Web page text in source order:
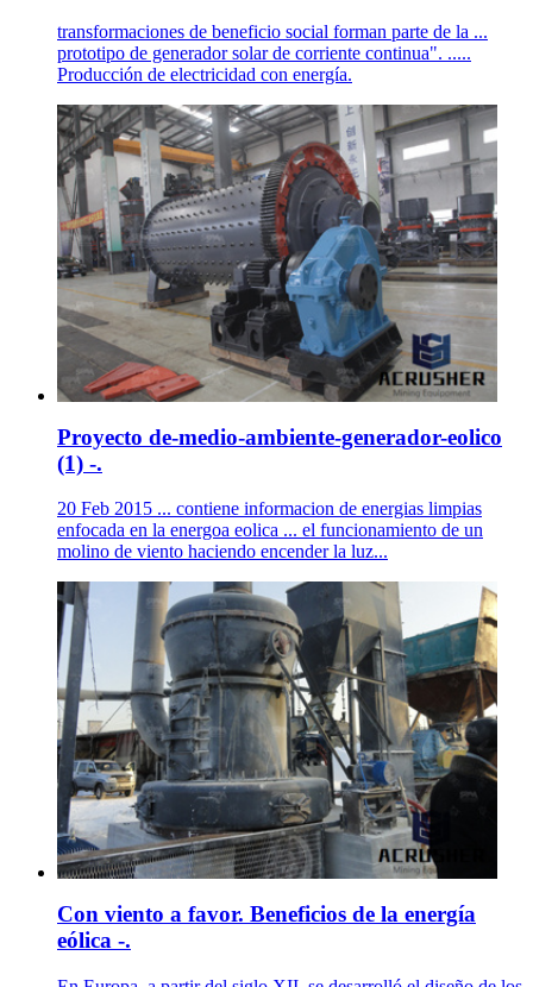
transformaciones de beneficio social forman parte de la ...
prototipo de generador solar de corriente continua". .....
Producción de electricidad con energía.
Proyecto de-medio-ambiente-generador-eolico
(1) -.
20 Feb 2015 ... contiene informacion de energias limpias
enfocada en la energoa eolica ... el funcionamiento de un
molino de viento haciendo encender la luz...
Con viento a favor. Beneficios de la energía
eólica -.